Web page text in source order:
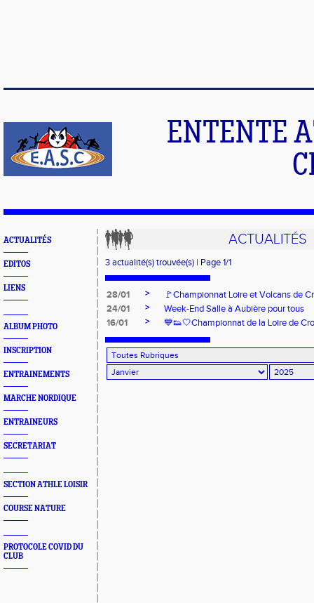
ENTENTE
ACTUALITÉS
EDITOS
LIENS
ALBUM PHOTO
INSCRIPTION
ENTRAINEMENTS
MARCHE NORDIQUE
ENTRAINEURS
SECRETARIAT
SECTION ATHLE LOISIR
COURSE NATURE
PROTOCOLE COVID DU
CLUB
ACTUALITÉS
3 actualité(s) trouvée(s) | Page 1/1
28/01 >
🚩Championnat Loire et Volcans de
24/01
>
Week-End Salle à Aubière pour tous
16/01
> 💙👟🤍Championnat de la Loire de